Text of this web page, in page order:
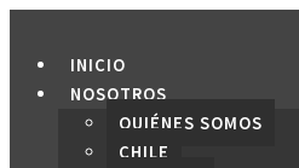
contenidoINICIO
NOSOTROS
QUIÉNES SOMOS
CHILE